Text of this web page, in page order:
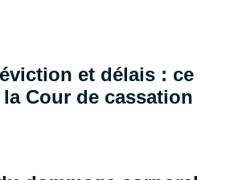
et délais : ce
Cour de cassation